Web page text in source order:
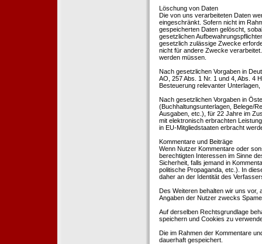
Löschung von Daten
Die von uns verarbeiteten Daten
eingeschränkt. Sofern nicht im
gespeicherten Daten gelöscht,
gesetzlichen
gesetzlich zulässige Zwecke
nicht für andere Zwecke
werden müssen.
Nach gesetzlichen Vorgaben in
AO, 257 Abs. 1 Nr. 1 und 4, Abs. 4
Besteuerung relevanter
Nach gesetzlichen Vorgaben in
(Buchhaltungsunterlagen, Belege/
Ausgaben, etc.), für 22 Jahre im
mit elektronisch erbrachten
in EU-Mitgliedstaaten erbracht
Kommentare und Beiträge
Wenn Nutzer Kommentare oder
berechtigten Interessen im Sinne
Sicherheit, falls jemand in
politische Propaganda, etc.). In
daher an der Identität des
Des Weiteren behalten wir uns vor,
Angaben der Nutzer zwecks
Auf derselben Rechtsgrundlage
speichern und Cookies zu
Die im Rahmen der Kommentare
dauerhaft gespeichert.